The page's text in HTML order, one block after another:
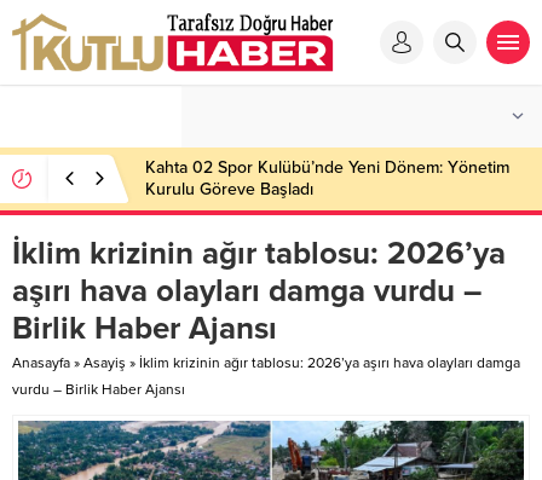
Kahta 02 Spor Kulübü’nde Yeni Dönem: Yönetim
Kurulu Göreve Başladı
İklim krizinin ağır tablosu: 2026’ya
aşırı hava olayları damga vurdu –
Birlik Haber Ajansı
Anasayfa » Asayiş » İklim krizinin ağır tablosu: 2026’ya aşırı hava olayları damga
vurdu – Birlik Haber Ajansı